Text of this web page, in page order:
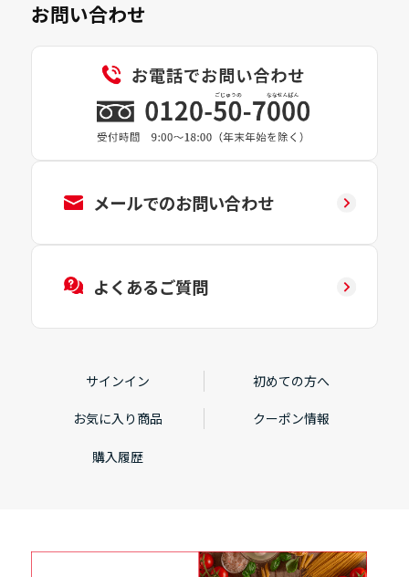
お問い合わせ
メールでのお問い合わせ
よくあるご質問
サインイン 初めての方へ
お気に入り商品 クーポン情報
購入履歴